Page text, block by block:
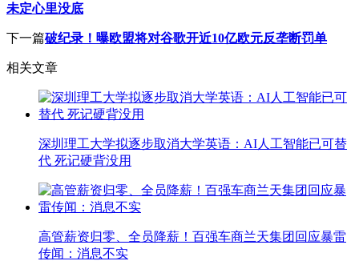
未定心里没底
下一篇破纪录！曝欧盟将对谷歌开近10亿欧元反垄断罚单
相关文章
深圳理工大学拟逐步取消大学英语：AI人工智能已可替
代 死记硬背没用
高管薪资归零、全员降薪！百强车商兰天集团回应暴雷
传闻：消息不实